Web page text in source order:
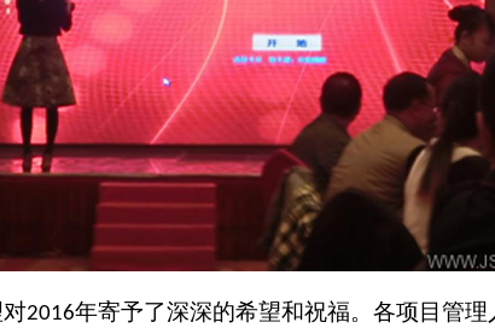
2016年寄予了深深的希望和祝福。各项目管